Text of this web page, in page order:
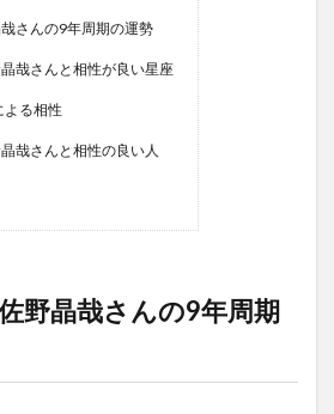
さんの9年周期の運勢
哉さんと相性が良い星座
よる相性
哉さんと相性の良い人
野晶哉さんの9年周期